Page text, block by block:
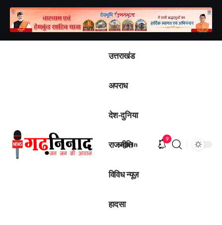
उत्तराखंड
अपराध
देश-दुनिया
राजनीति
विविध न्यूज़
हादसा
Sign In
9